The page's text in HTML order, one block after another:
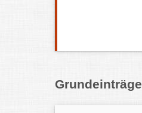
Grundeinträge